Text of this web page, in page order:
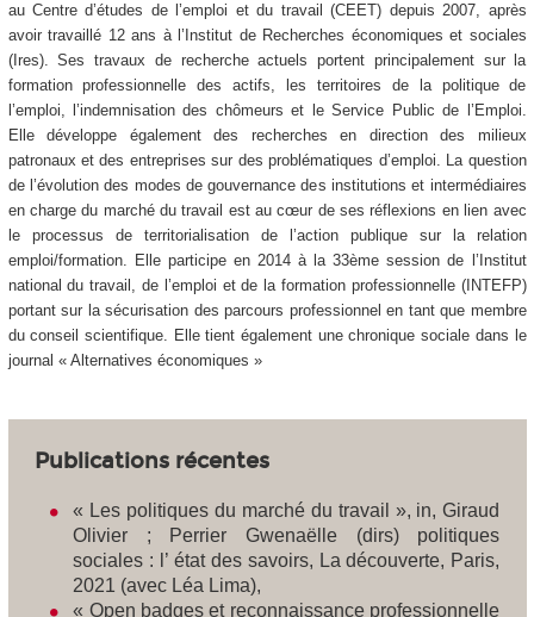
au Centre d’études de l’emploi et du travail (CEET) depuis 2007, après
avoir travaillé 12 ans à l’Institut de Recherches économiques et sociales
(Ires). Ses travaux de recherche actuels portent principalement sur la
formation professionnelle des actifs, les territoires de la politique de
l’emploi, l’indemnisation des chômeurs et le Service Public de l’Emploi.
Elle développe également des recherches en direction des milieux
patronaux et des entreprises sur des problématiques d’emploi. La question
de l’évolution des modes de gouvernance des institutions et intermédiaires
en charge du marché du travail est au cœur de ses réflexions en lien avec
le processus de territorialisation de l’action publique sur la relation
emploi/formation. Elle participe en 2014 à la 33ème session de l’Institut
national du travail, de l’emploi et de la formation professionnelle (INTEFP)
portant sur la sécurisation des parcours professionnel en tant que membre
du conseil scientifique. Elle tient également une chronique sociale dans le
journal « Alternatives économiques »
Publications récentes
« Les politiques du marché du travail », in, Giraud
Olivier ; Perrier Gwenaëlle (dirs) politiques
sociales : l’ état des savoirs, La découverte, Paris,
2021 (avec Léa Lima),
« Open badges et reconnaissance professionnelle